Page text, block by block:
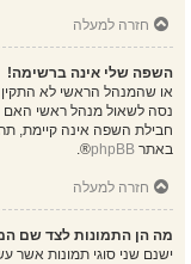
חזרה למעלה
השפה שלי אינה ברשימה!
או שהמנהל הראשי לא
נסה לשאול מנהל ראשי האם
חבילת השפה אינה קיימת,
באתר phpBB
®.
חזרה למעלה
מה הן התמונות לצד שם
ישנם שני סוגי תמונות אשר